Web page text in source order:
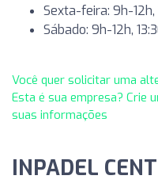
Sexta-feira: 9h-12h,
Sábado: 9h-12h,
Você quer solicitar uma
Esta é sua empresa? Crie
suas informações
INPADEL